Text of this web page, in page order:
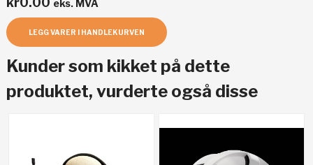
eks. MVA
LEGG VARER I HANDLEKURVEN
Kunder som kikket på dette
produktet, vurderte også disse